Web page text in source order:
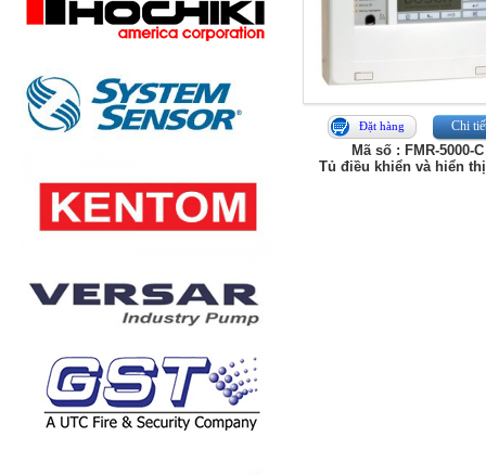
Đặt hàng Chi
Mã số : FMR-5000-C
Tủ điều khiển và hiển